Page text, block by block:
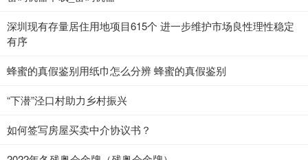
深圳现有存量居住用地项目615个 进一步维护市场良性理性稳定
有序
蜂蜜的真假鉴别用纸巾怎么分辨 蜂蜜的真假鉴别
“下潜”泾口村助力乡村振兴
如何签写房屋买卖中介协议书？